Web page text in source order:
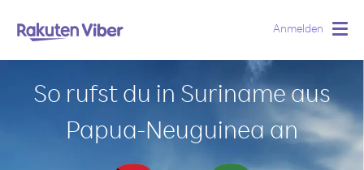
Anmelden
So rufst du in Suriname aus
Papua-Neuguinea an